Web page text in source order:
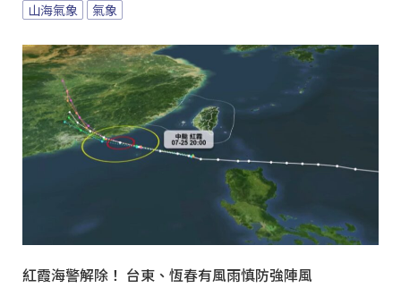
山海氣象 氣象
紅霞海警解除！ 台東、恆春有風雨慎防強陣風